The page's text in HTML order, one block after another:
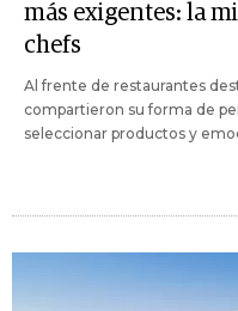
más exigentes: la
chefs
Al frente de restaurantes
compartieron su forma de
seleccionar productos y